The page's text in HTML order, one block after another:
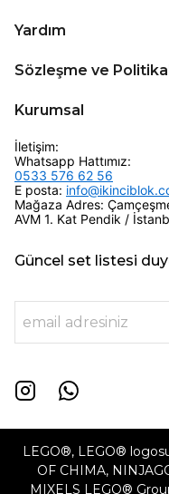
Yardım
Sözleşme ve
Kurumsal
İletişim:
Whatsapp Hattımız:
0533 576 62 56
E posta:
Mağaza Adres:
AVM 1. Kat Pendik /
Güncel set listesi
LEGO®, LEGO®
OF CHIMA,
MIXELS LEGO®